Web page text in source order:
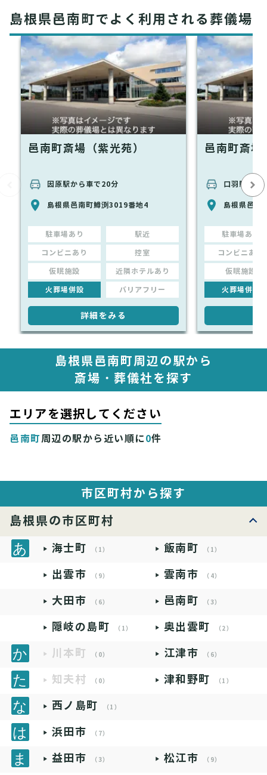
島根県邑南町でよく利用される葬儀場
邑南町斎場（紫光苑）
因原駅から車で20分
島根県邑南町鱒渕3019番地4
駐車場あり 駅近
コンビニあり 控室
仮眠施設 近隣ホテルあり
火葬場併設 バリアフリー
詳細をみる
邑南町斎場
口羽駅から
島根県邑南
駐車場あり
コンビニあり
仮眠施設
火葬場併設
島根県邑南町周辺の駅から
斎場・葬儀社を探す
エリアを選択してください
邑南町周辺の駅から近い順に0件
市区町村から探す
島根県の市区町村
海士町 （1） 飯南町 （1）
出雲市 （9） 雲南市 （4）
大田市 （6） 邑南町 （3）
隠岐の島町 （1） 奥出雲町 （2）
川本町 （0） 江津市 （6）
知夫村 （0） 津和野町 （1）
西ノ島町 （1）
浜田市 （7）
益田市 （3） 松江市 （9）